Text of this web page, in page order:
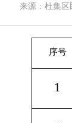
来源：杜集
序号
1